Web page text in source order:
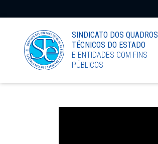
LinkedInSINDICATO DOS QUADROS
TÉCNICOS DO ESTADO
E ENTIDADES COM FINS
PÚBLICOS